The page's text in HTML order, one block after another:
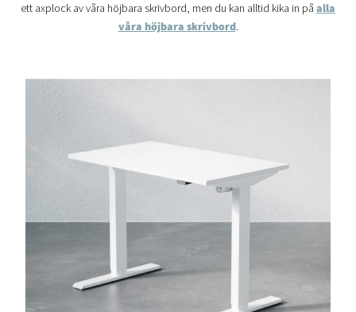
ett axplock av våra höjbara skrivbord, men du kan alltid kika in på alla
våra höjbara skrivbord.